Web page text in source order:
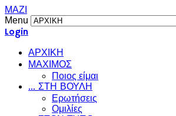
ΜΑΖΙ
Menu
Login
ΑΡΧΙΚΗ
ΜΑΧΙΜΟΣ
Ποιος είμαι
... ΣΤΗ ΒΟΥΛΗ
Ερωτήσεις
Ομιλίες